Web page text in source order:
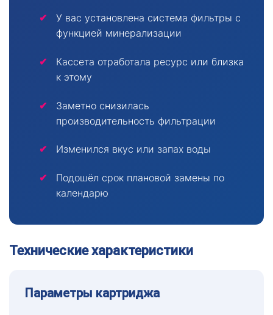
У вас установлена система фильтры с
функцией минерализации
Кассета отработала ресурс или близка
к этому
Заметно снизилась
производительность фильтрации
Изменился вкус или запах воды
Подошёл срок плановой замены по
календарю
Технические характеристики
Параметры картриджа